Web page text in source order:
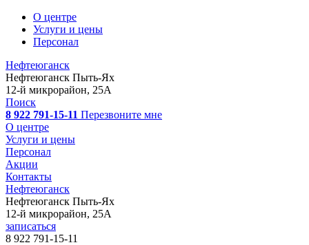
О центре
Услуги и цены
Персонал
Нефтеюганск
Нефтеюганск Пыть-Ях
12-й микрорайон, 25А
Поиск
8 922 791-15-11 Перезвоните мне
О центре
Услуги и цены
Персонал
Акции
Контакты
Нефтеюганск
Нефтеюганск Пыть-Ях
12-й микрорайон, 25А
записаться
8 922 791-15-11